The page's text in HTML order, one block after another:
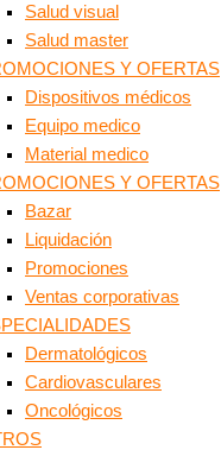
Salud visual
Salud master
Y OFERTAS
Dispositivos médicos
Equipo medico
Material medico
Y OFERTAS
Bazar
Liquidación
Promociones
Ventas corporativas
Dermatológicos
Cardiovasculares
Oncológicos